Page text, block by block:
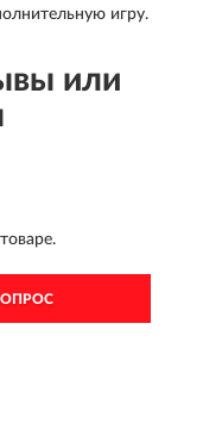
игру.
или